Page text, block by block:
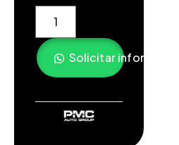
Solicitar información